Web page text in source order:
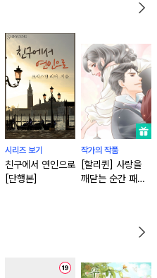
시리즈 보기
친구에서 연인으로
[단행본]
작가의 작품
[할리퀸] 사랑을
깨닫는 순간 패키